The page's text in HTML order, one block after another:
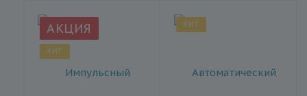
АКЦИЯ
ХИТ
ХИТ